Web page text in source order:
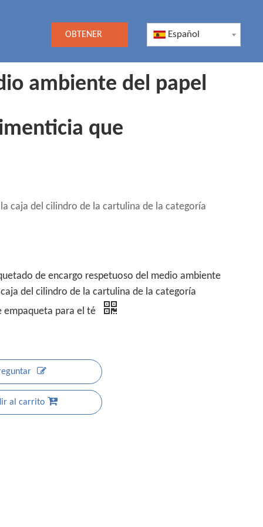
OBTENER
COTIZACIÓN
Español
ambiente del papel
que
caja del cilindro de la cartulina de la categoría
de encargo respetuoso del medio ambiente
del cilindro de la cartulina de la categoría
empaqueta para el té
al carrito